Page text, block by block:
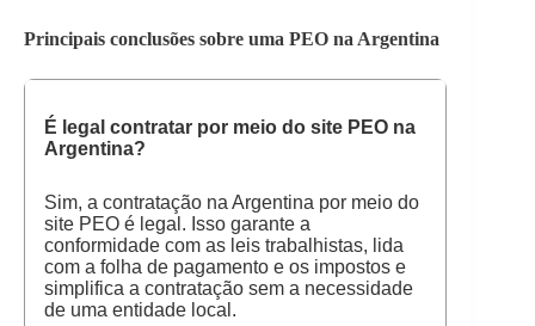
Principais conclusões sobre uma PEO na Argentina
É legal contratar por meio do site PEO na
Argentina?
Sim, a contratação na Argentina por meio do
site PEO é legal. Isso garante a
conformidade com as leis trabalhistas, lida
com a folha de pagamento e os impostos e
simplifica a contratação sem a necessidade
de uma entidade local.